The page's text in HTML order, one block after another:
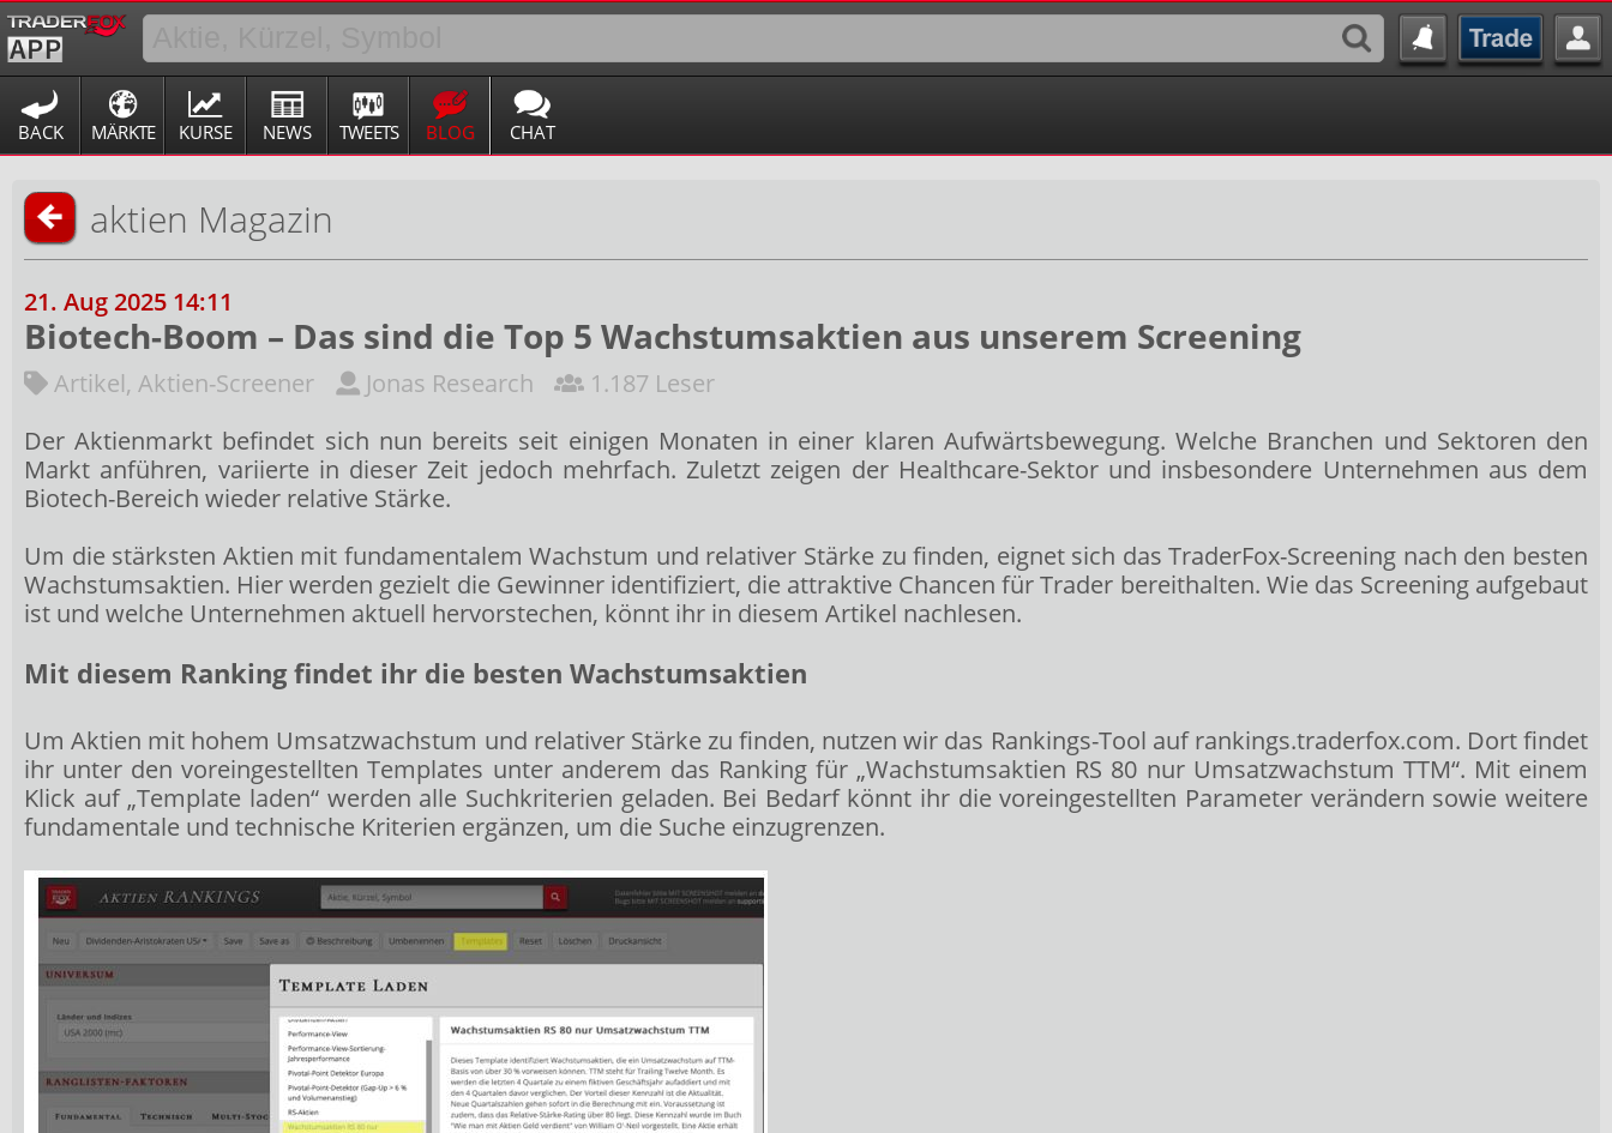
BACK MÄRKTE KURSE NEWS TWEETS BLOG CHAT
aktien Magazin
21. Aug 2025 14:11
Biotech-Boom – Das sind die Top 5 Wachstumsaktien aus unserem Screening
Artikel, Aktien-Screener Jonas Research
1.187 Leser
Der Aktienmarkt befindet sich nun bereits seit einigen Monaten in einer klaren Aufwärtsbewegung. Welche Branchen und Sektoren den
Markt anführen, variierte in dieser Zeit jedoch mehrfach. Zuletzt zeigen der Healthcare-Sektor und insbesondere Unternehmen aus dem
Biotech-Bereich wieder relative Stärke.
Um die stärksten Aktien mit fundamentalem Wachstum und relativer Stärke zu finden, eignet sich das TraderFox-Screening nach den besten
Wachstumsaktien. Hier werden gezielt die Gewinner identifiziert, die attraktive Chancen für Trader bereithalten. Wie das Screening aufgebaut
ist und welche Unternehmen aktuell hervorstechen, könnt ihr in diesem Artikel nachlesen.
Mit diesem Ranking findet ihr die besten Wachstumsaktien
Um Aktien mit hohem Umsatzwachstum und relativer Stärke zu finden, nutzen wir das Rankings-Tool aufrankings.traderfox.com. Dort findet
ihr unter den voreingestellten Templates unter anderem das Ranking für „Wachstumsaktien RS 80 nur Umsatzwachstum TTM“. Mit einem
Klick auf „Template laden“ werden alle Suchkriterien geladen. Bei Bedarf könnt ihr die voreingestellten Parameter verändern sowie weitere
fundamentale und technische Kriterien ergänzen, um die Suche einzugrenzen.